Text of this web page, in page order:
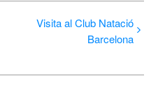
Visita al Club Natació
Barcelona